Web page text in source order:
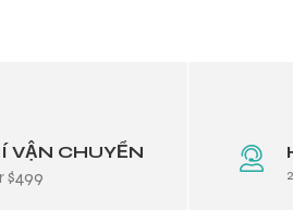
VẬN CHUYỂN
$499